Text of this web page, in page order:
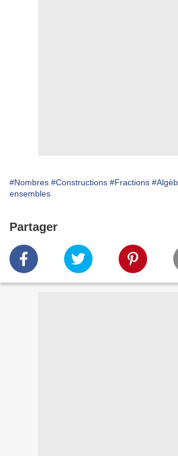
#Nombres #Constructions #Fractions
ensembles
Partager